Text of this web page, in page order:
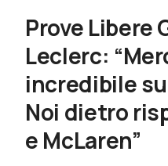
Prove Libere
Leclerc:
incredibile
Noi dietro
e McLaren”